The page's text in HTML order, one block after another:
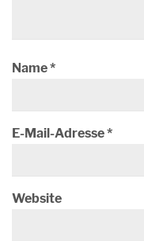
Name*
E-Mail-Adresse*
Website